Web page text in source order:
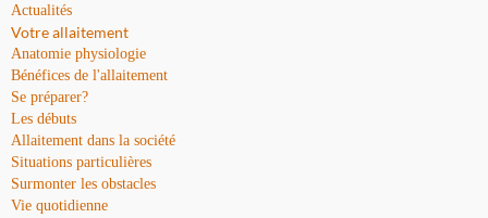
Actualités
Votre allaitement
Anatomie physiologie
Bénéfices de l'allaitement
Se préparer?
Les débuts
Allaitement dans la société
Situations particulières
Surmonter les obstacles
Vie quotidienne